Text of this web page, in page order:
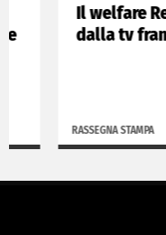
Il welfare
dalla tv franco-
RASSEGNA STAMPA